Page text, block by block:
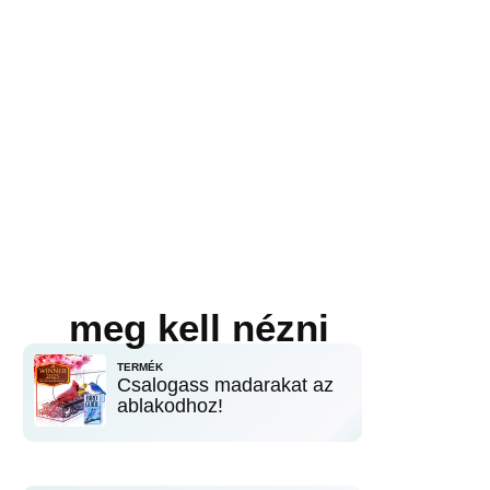
meg kell nézni
TERMÉK
Csalogass madarakat az
ablakodhoz!